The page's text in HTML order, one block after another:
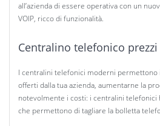
all’azienda di essere operativa con un
VOIP, ricco di funzionalità.
Centralino telefonico prezzi
I centralini telefonici moderni
offerti dalla tua azienda, aumentarne la
notevolmente i costi: i centralini telefonici
che permettono di tagliare la bolletta